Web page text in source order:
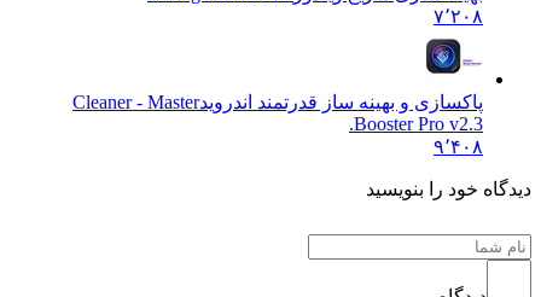
۷٬۲۰۸
پاکسازی و بهینه ساز قدرتمند اندرویدCleaner - Master
Booster Pro v2.3.
۹٬۴۰۸
خود را بنویسید